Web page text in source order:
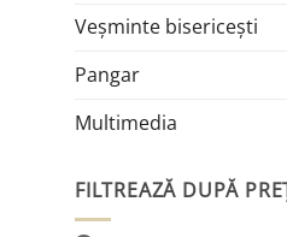
Veșminte bisericești
Pangar
Multimedia
FILTREAZĂ DUPĂ